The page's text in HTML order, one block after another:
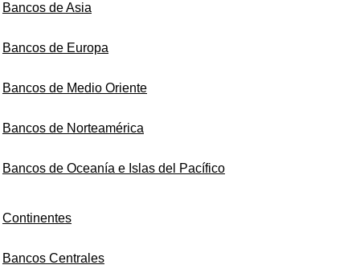
Bancos de Asia
Bancos de Europa
Bancos de Medio Oriente
Bancos de Norteamérica
Bancos de Oceanía e Islas del Pacífico
Continentes
Bancos Centrales